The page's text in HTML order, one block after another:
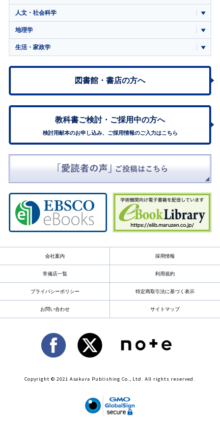
人文・社会科学
地理学
生活・家政学
図書館・書店の方へ
教科書ご検討・ ご採用中の方へ
検討用献本のお申し込み、ご採用情報のご入力はこちら
会社案内 採用情報
常備店一覧 利用規約
プライバシーポリシー 特定商取引法に基づく表示
お問い合わせ サイトマップ
Copyright © 2021 Asakura Publishing Co., Ltd. All rights reserved.